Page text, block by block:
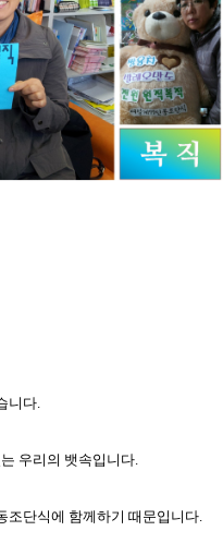
니다.
우리의 뱃속입니다.
조단식에 함께하기 때문입니다.